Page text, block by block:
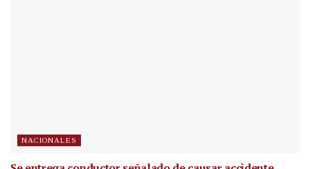
NACIONALES